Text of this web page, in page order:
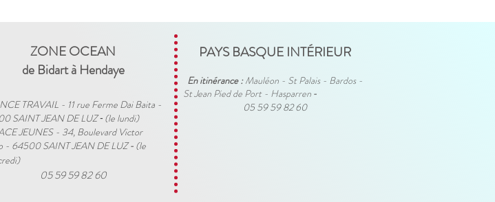
ZONE OCEAN
de Bidart à Hendaye​
TRAVAIL - 11 rue Ferme Dai Baita -
SAINT JEAN DE LUZ​ - (le lundi)
JEUNES - 34, Boulevard Victor
- 64500 SAINT JEAN DE LUZ- (le
05 59 59 82 60
PAYS BASQUE INTÉRIEUR
En itinérance :Mauléon - St Palais - Bardos -
St Jean Pied de Port - Hasparren -
05 59 59 82 60